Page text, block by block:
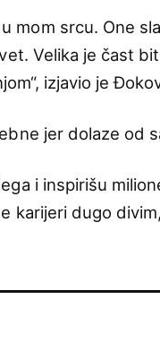
mom srcu. One
Velika je čast
izjavio je
jer dolaze od
i inspirišu
karijeri dugo